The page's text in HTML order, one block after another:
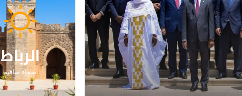
الرباط
سماء صافية